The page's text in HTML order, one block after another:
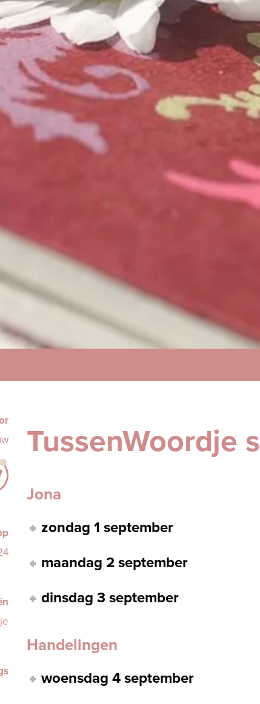
TussenWoordje
Jona
zondag 1 september
maandag 2 september
dinsdag 3 september
Handelingen
woensdag 4 september